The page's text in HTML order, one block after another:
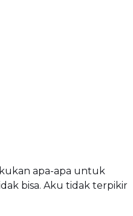
apa-apa untuk
bisa. Aku tidak terpikir